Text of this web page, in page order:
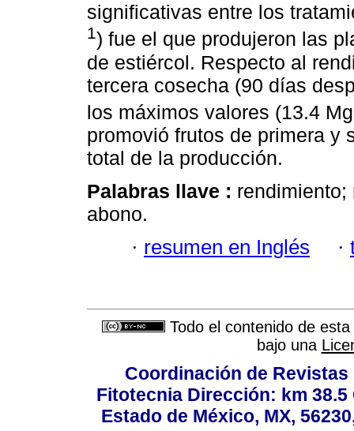
significativas entre los
1) fue el que produjeron las
de estiércol. Respecto al
tercera cosecha (90 días
los máximos valores (13.4
promovió frutos de primera y
total de la producción.
Palabras llave :
abono.
· resumen en Inglés ·
Todo el contenido de
bajo una
Coordinación de
Fitotecnia Dirección: km
Estado de México, MX,